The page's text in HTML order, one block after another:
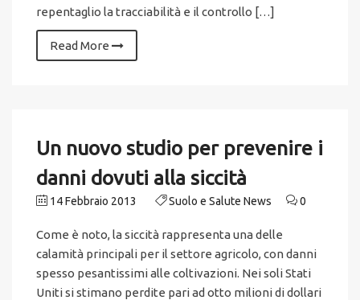
repentaglio la tracciabilità e il controllo […]
Read More
Un nuovo studio per prevenire i
danni dovuti alla siccità
14 Febbraio 2013 Suolo e Salute News 0
Come è noto, la siccità rappresenta una delle
calamità principali per il settore agricolo, con danni
spesso pesantissimi alle coltivazioni. Nei soli Stati
Uniti si stimano perdite pari ad otto milioni di dollari